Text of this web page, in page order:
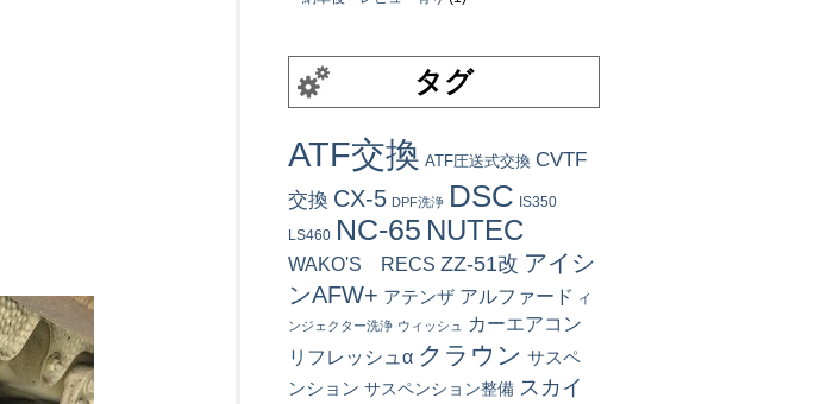
タグ
ATF交換 ATF圧送式交換 CVTF
交換 CX-5 DPF洗浄 DSC IS350
LS460 NC-65 NUTEC
WAKO'S RECS ZZ-51改 アイシ
ンAFW+ アテンザ アルファード イ
ンジェクター洗浄 ウィッシュ
カーエアコン
リフレッシュα クラウン サスペ
ンション サスペンション整備 スカイ